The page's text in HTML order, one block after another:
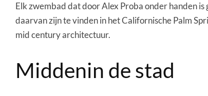
Elk zwembad dat door Alex Proba onder handen
daarvan zijn te vinden in het Californische Palm
mid century architectuur.
Middenin de stad